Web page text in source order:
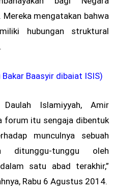
Mereka mengatakan bahwa
hubungan struktural
Baasyir dibaiat ISIS)
Islamiyyah, Amir
forum itu sengaja dibentuk
munculnya sebuah
ditunggu-tunggu oleh
satu abad terakhir,”
Rabu 6 Agustus 2014.